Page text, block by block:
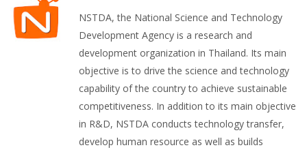
NSTDA, the National Science and Technology
Development Agency is a research and
development organization in Thailand. Its main
objective is to drive the science and technology
capability of the country to achieve sustainable
competitiveness. In addition to its main objective
in R&D, NSTDA conducts technology transfer,
develop human resource as well as builds